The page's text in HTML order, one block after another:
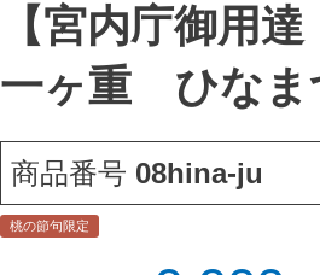
【宮内庁御用
一ヶ重 ひなま
商品番号 08hina-ju
桃の節句限定